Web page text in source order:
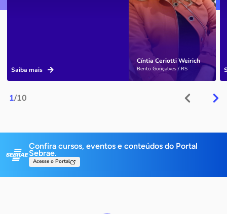
1/10
Cíntia Ceriotti Weirich
Bento Gonçalves / RS
Saiba mais
Confira cursos, eventos e conteúdos do Portal
Sebrae.
Acesse o Portal